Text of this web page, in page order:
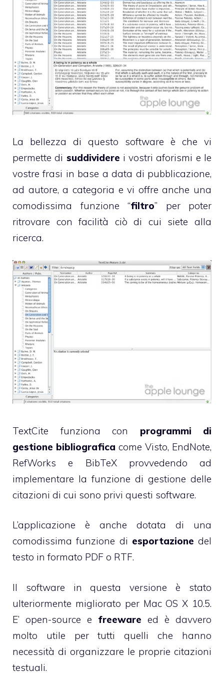
La bellezza di questo software è che vi
permette di suddividere i vostri aforismi e le
vostre frasi in base a data di pubblicazione,
ad autore, a categoria e vi offre anche una
comodissima funzione “filtro” per poter
ritrovare con facilità ciò di cui siete alla
ricerca.
TextCite funziona con programmi di
gestione bibliografica come Visto, EndNote,
RefWorks e BibTeX provvedendo ad
implementare la funzione di gestione delle
citazioni di cui sono privi questi software.
L’applicazione è anche dotata di una
comodissima funzione di esportazione del
testo in formato PDF o RTF.
Il software in questa versione è stato
ulteriormente migliorato per Mac OS X 10.5.
E’ open-source e freeware ed è davvero
molto utile per tutti quelli che hanno
necessità di organizzare le proprie citazioni
testuali.